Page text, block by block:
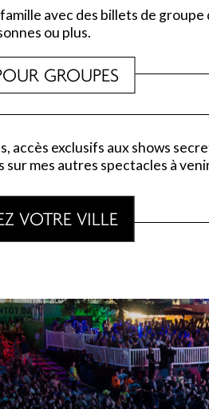
avec des billets de groupe
ou plus.
GROUPES
accès exclusifs aux shows
mes autres spectacles à
VOTRE VILLE